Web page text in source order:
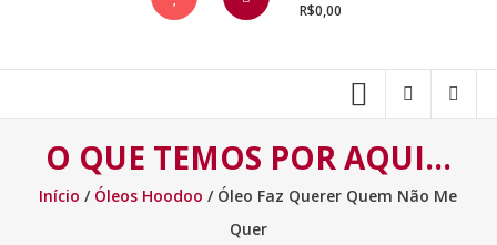
R$0,00
O QUE TEMOS POR AQUI…
Início / Óleos Hoodoo / Óleo Faz Querer Quem Não Me
Quer